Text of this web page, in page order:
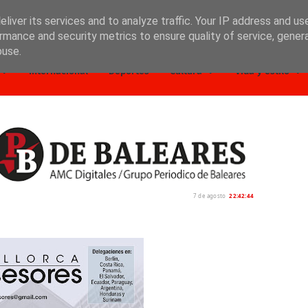
Internacional Deportes Cultura Vida y estilo
7 de agosto 22:42:45
its services and to analyze traffic. Your IP address and
and security metrics to ensure quality of service,